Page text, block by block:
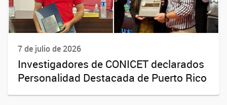
7 de julio de 2026
Investigadores de CONICET declarados
Personalidad Destacada de Puerto Rico